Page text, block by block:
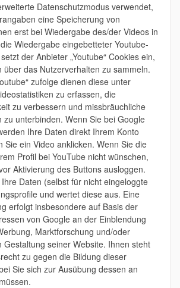
Datenschutzmodus verwendet,
eine Speicherung von
erst bei Wiedergabe des/der Videos in
Wiedergabe eingebetteter Youtube-
der Anbieter „Youtube“ Cookies ein,
über das Nutzerverhalten zu sammeln.
zufolge dienen diese unter
zu erfassen, die
zu verbessern und missbräuchliche
zu unterbinden. Wenn Sie bei Google
Ihre Daten direkt Ihrem Konto
Sie ein Video anklicken. Wenn Sie die
Profil bei YouTube nicht wünschen,
Aktivierung des Buttons ausloggen.
Daten (selbst für nicht eingeloggte
und wertet diese aus. Eine
erfolgt insbesondere auf Basis der
von Google an der Einblendung
Marktforschung und/oder
Gestaltung seiner Website. Ihnen steht
zu gegen die Bildung dieser
Sie sich zur Ausübung dessen an